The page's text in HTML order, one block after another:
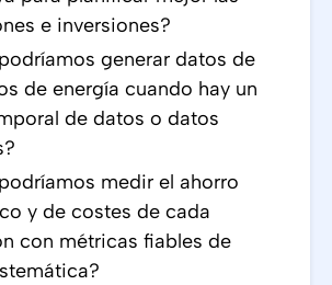
e inversiones?
generar datos de
de energía cuando hay un
de datos o datos
medir el ahorro
y de costes de cada
con métricas fiables de